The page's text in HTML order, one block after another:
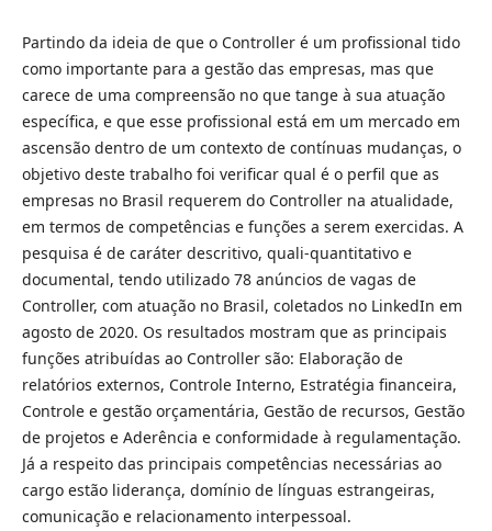
Partindo da ideia de que o Controller é um profissional tido
como importante para a gestão das empresas, mas que
carece de uma compreensão no que tange à sua atuação
específica, e que esse profissional está em um mercado em
ascensão dentro de um contexto de contínuas mudanças, o
objetivo deste trabalho foi verificar qual é o perfil que as
empresas no Brasil requerem do Controller na atualidade,
em termos de competências e funções a serem exercidas. A
pesquisa é de caráter descritivo, quali-quantitativo e
documental, tendo utilizado 78 anúncios de vagas de
Controller, com atuação no Brasil, coletados no LinkedIn em
agosto de 2020. Os resultados mostram que as principais
funções atribuídas ao Controller são: Elaboração de
relatórios externos, Controle Interno, Estratégia financeira,
Controle e gestão orçamentária, Gestão de recursos, Gestão
de projetos e Aderência e conformidade à regulamentação.
Já a respeito das principais competências necessárias ao
cargo estão liderança, domínio de línguas estrangeiras,
comunicação e relacionamento interpessoal.